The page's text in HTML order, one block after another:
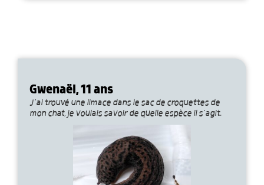
Gwenaël, 11 ans
J’ai trouvé une limace dans le sac de croquettes de
mon chat, je voulais savoir de quelle espèce il s’agit.